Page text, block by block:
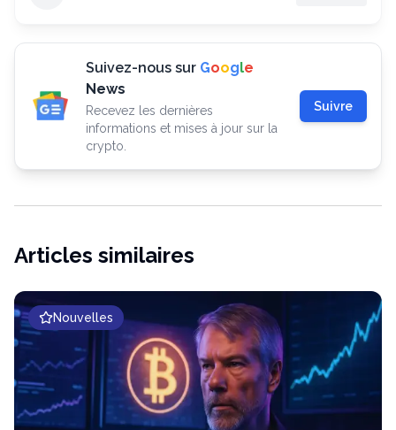
Suivez-nous sur Google
News
Recevez les dernières
informations et mises à jour sur la
crypto.
Suivre
Articles similaires
Nouvelles